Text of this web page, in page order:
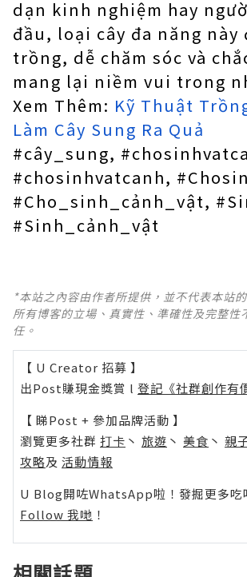
dạn kinh nghiệm hay
đầu, loại cây đa năng này
trồng, dễ chăm sóc và
mang lại niềm vui trong
Xem Thêm: Kỹ Thuật
Làm Cây Sung Ra Quả
#cây_sung,
#chosinhvatcanh,
#Cho_sinh_cảnh_vật,
#Sinh_cảnh_vật
*本站之內容由作者所提供，並不代表本站
所有博客的立場、真實性、準確性及完整性
任。
【 U Creator 招募 】
出Post賺現金獎賞 l 登記《社群創作有
【 睇Post + 參加品牌活動 】
瀏覽更多社群 打卡 丶 旅遊 丶 美食 丶 親
攻略及 活動情報
U Blog開咗WhatsApp啦！發掘更多吃
Follow 我哋 ！